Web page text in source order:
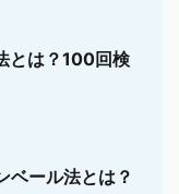
とは？100回検
ベール法とは？